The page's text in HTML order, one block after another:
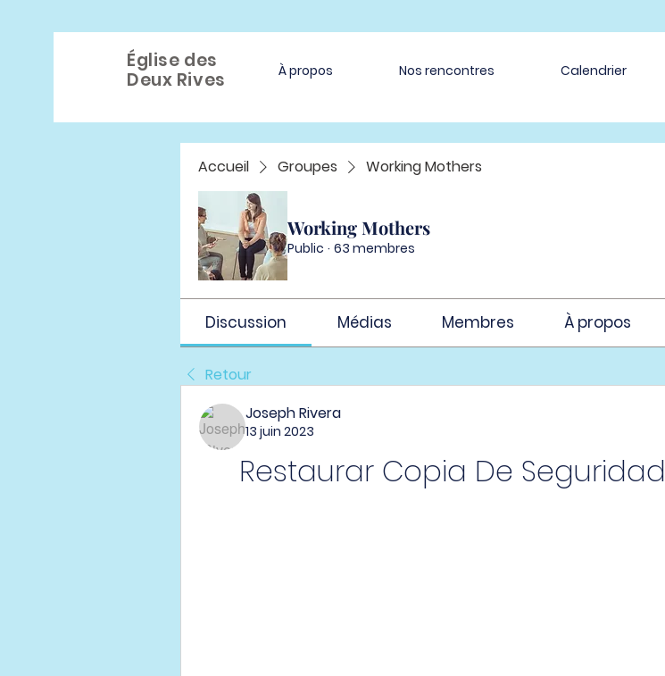
Église des
Deux Rives
À propos Nos rencontres Calendrier
Accueil Groupes Working Mothers
Working Mothers
Public · 63 membres
Discussion Médias Membres À propos
Retour
Joseph Rivera
13 juin 2023
Restaurar Copia De Seguridad